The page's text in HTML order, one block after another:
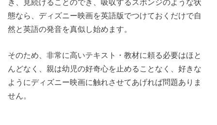
き、見続けることのでき、吸収するスポンジのような状
態なら、ディズニー映画を英語版でつけておくだけで自
然と英語の発音を真似し始めます。
そのため、非常に高いテキスト・教材に頼る必要はほと
んどなく、親は幼児の好奇心を止めることなく、好きな
ようにディズニー映画に触れさせてあげれば問題ありま
せん。